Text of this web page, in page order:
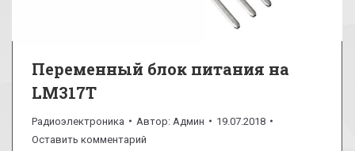
Переменный блок питания на
LM317T
Радиоэлектроника Автор: Админ
19.07.2018
Оставить комментарий